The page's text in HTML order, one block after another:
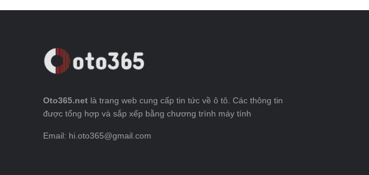
Oto365.net là trang web cung cấp tin tức về ô tô. Các thông tin
được tổng hợp và sắp xếp bằng chương trình máy tính
Email: hi.oto365@gmail.com